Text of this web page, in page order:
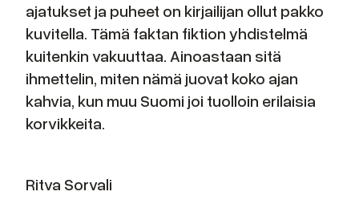
ajatukset ja puheet on kirjailijan ollut pakko
kuvitella. Tämä faktan fiktion yhdistelmä
kuitenkin vakuuttaa. Ainoastaan sitä
ihmettelin, miten nämä juovat koko ajan
kahvia, kun muu Suomi joi tuolloin erilaisia
korvikkeita.
Ritva Sorvali